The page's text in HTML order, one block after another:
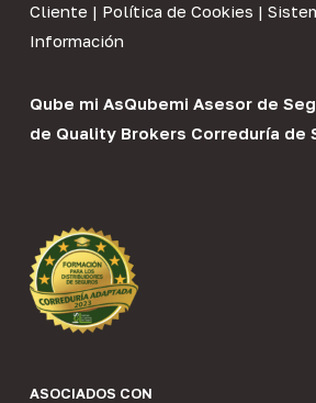
Cliente | Política de Cookies |
Información
Qube mi AsQubemi Asesor de
de Quality Brokers Correduría de
ASOCIADOS CON